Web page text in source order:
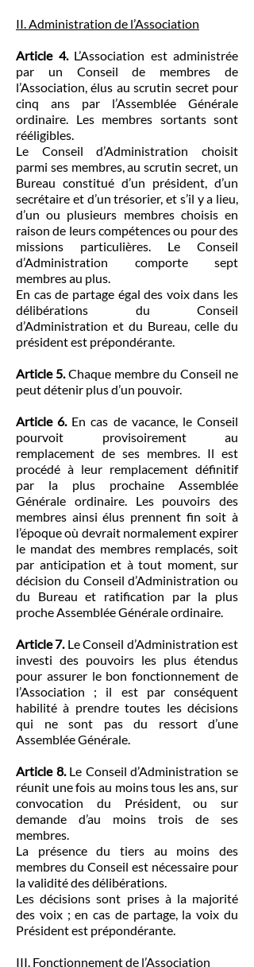
II. Administration de l’Association
Article 4. L’Association est administrée
par un Conseil de membres de
l’Association, élus au scrutin secret pour
cinq ans par l’Assemblée Générale
ordinaire. Les membres sortants sont
rééligibles.
Le Conseil d’Administration choisit
parmi ses membres, au scrutin secret, un
Bureau constitué d’un président, d’un
secrétaire et d’un trésorier, et s’il y a lieu,
d’un ou plusieurs membres choisis en
raison de leurs compétences ou pour des
missions particulières. Le Conseil
d’Administration comporte sept
membres au plus.
En cas de partage égal des voix dans les
délibérations du Conseil
d’Administration et du Bureau, celle du
président est prépondérante.
Article 5.Chaque membre du Conseil ne
peut détenir plus d’un pouvoir.
Article 6. En cas de vacance, le Conseil
pourvoit provisoirement au
remplacement de ses membres. Il est
procédé à leur remplacement définitif
par la plus prochaine Assemblée
Générale ordinaire. Les pouvoirs des
membres ainsi élus prennent fin soit à
l’époque où devrait normalement expirer
le mandat des membres remplacés, soit
par anticipation et à tout moment, sur
décision du Conseil d’Administration ou
du Bureau et ratification par la plus
proche Assemblée Générale ordinaire.
Article 7. Le Conseil d’Administration est
investi des pouvoirs les plus étendus
pour assurer le bon fonctionnement de
l’Association ; il est par conséquent
habilité à prendre toutes les décisions
qui ne sont pas du ressort d’une
Assemblée Générale.
Article 8. Le Conseil d’Administration se
réunit une fois au moins tous les ans, sur
convocation du Président, ou sur
demande d’au moins trois de ses
membres.
La présence du tiers au moins des
membres du Conseil est nécessaire pour
la validité des délibérations.
Les décisions sont prises à la majorité
des voix ; en cas de partage, la voix du
Président est prépondérante.
III. Fonctionnement de l’Association